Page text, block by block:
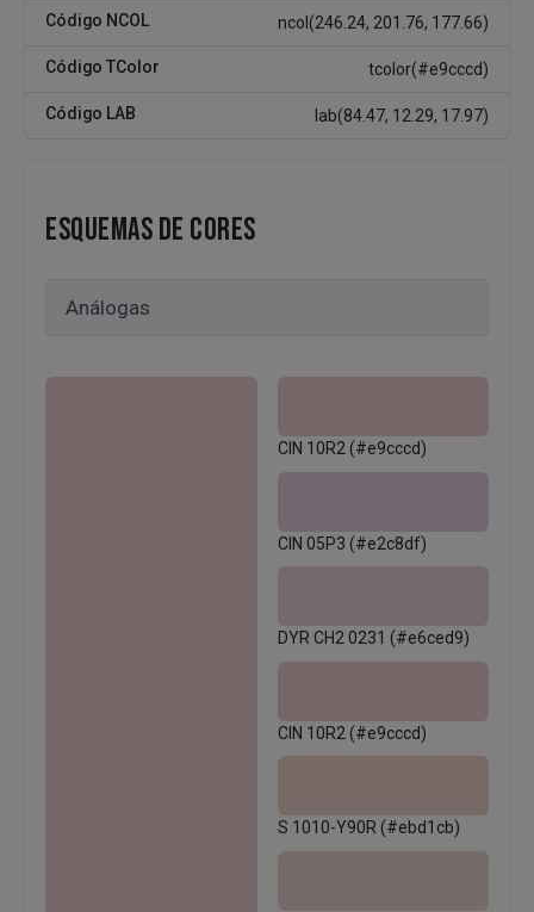
Código NCOL ncol(246.24, 201.76, 177.66)
Código TColor tcolor(#e9cccd)
Código LAB lab(84.47, 12.29, 17.97)
ESQUEMAS DE CORES
CIN 10R2 (#e9cccd)
CIN 05P3 (#e2c8df)
DYR CH2 0231 (#e6ced9)
CIN 10R2 (#e9cccd)
S 1010-Y90R (#ebd1cb)